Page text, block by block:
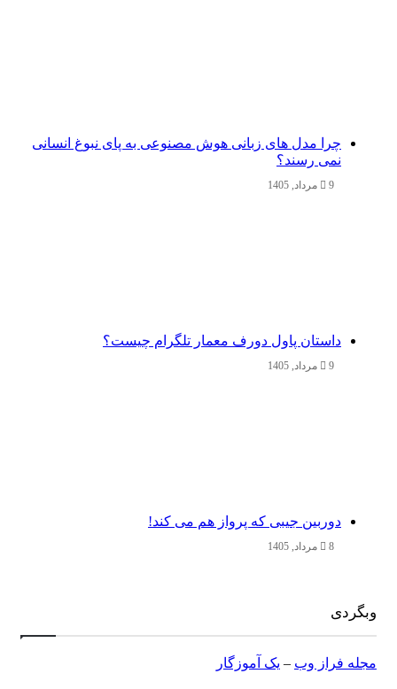
چرا مدل‌ های زبانی هوش مصنوعی به پای نبوغ انسانی
نمی‌ رسند؟
9 مرداد, 1405
داستان پاول دورف معمار تلگرام چیست؟
9 مرداد, 1405
دوربین جیبی که پرواز هم می‌ کند!
8 مرداد, 1405
وبگردی
مجله فراز وب– یک آموزگار